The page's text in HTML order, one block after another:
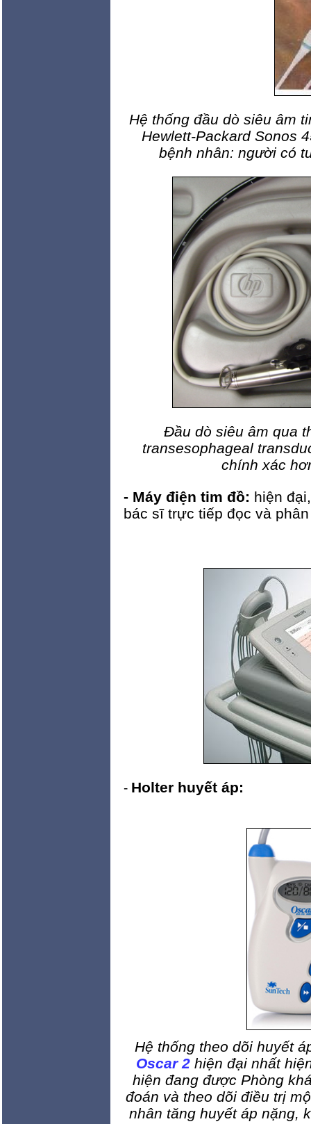
Hệ thống đầu dò siêu âm
Hewlett-Packard Sonos
bệnh nhân: người có
Đầu dò siêu âm qua
transesophageal
chính xác
- Máy điện tim đồ: hiện
bác sĩ trực tiếp đọc và
- Holter huyết áp:
Hệ thống theo dõi huyết
Oscar 2 hiện đại nhất
hiện đang được Phòng
đoán và theo dõi điều trị
nhân tăng huyết áp nặng,